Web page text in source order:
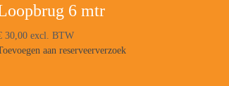
6 mtr
30,00 excl. BTW
aan reserveerverzoek